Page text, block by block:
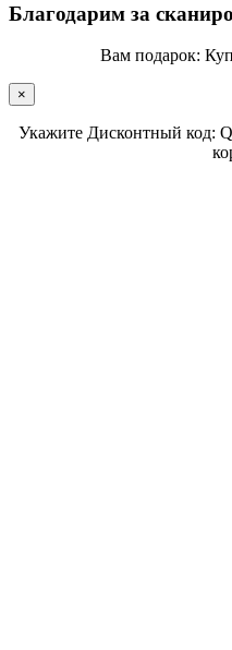
Благодарим за
Вам подарок:
×
Укажите Дисконтный код: